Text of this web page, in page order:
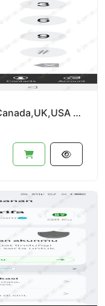
Jual Virtual Number Australia,Canada,UK,USA Full Akses Login Bisa Perpanjang Bulanan